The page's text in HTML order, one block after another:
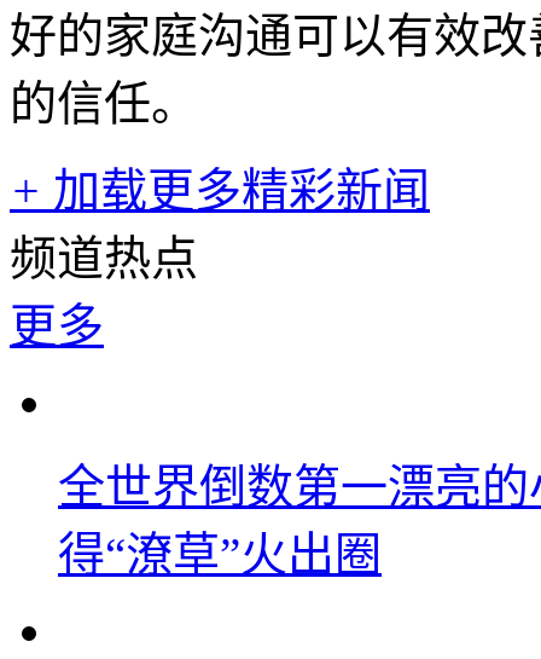
好的家庭沟通可以有效
的信任。
+ 加载更多精彩新闻
频道热点
更多
全世界倒数第一漂亮
得“潦草”火出圈